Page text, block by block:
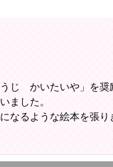
じ かいたいや」を奨
ました。
なるような絵本を張り